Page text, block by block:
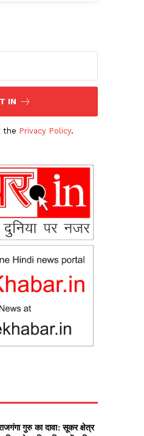
IN
the Privacy Policy.
गुरु का दावा: सूकर क्षेत्र